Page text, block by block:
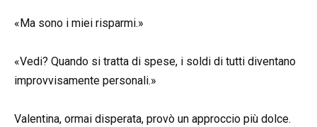
«Ma sono i miei risparmi.»
«Vedi? Quando si tratta di spese, i soldi di tutti diventano
improvvisamente personali.»
Valentina, ormai disperata, provò un approccio più dolce.